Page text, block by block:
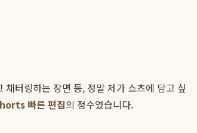
터링하는 장면 등, 정말 제가 쇼츠에 담고 싶
빠른 편집의 정수였습니다.